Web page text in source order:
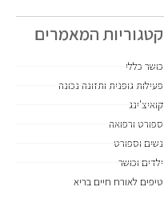
קטגוריות המאמרים
כושר כללי
פעילות גופנית ותזונה נכונה
קואיצ'ינג
ספורט ורפואה
נשים וספורט
ילדים וכושר
טיפים לאורח חיים בריא